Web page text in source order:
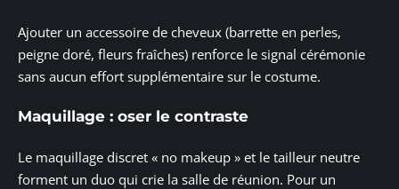
Ajouter un accessoire de cheveux (barrette en perles,
peigne doré, fleurs fraîches) renforce le signal cérémonie
sans aucun effort supplémentaire sur le costume.
Maquillage : oser le contraste
Le maquillage discret « no makeup » et le tailleur neutre
forment un duo qui crie la salle de réunion. Pour un